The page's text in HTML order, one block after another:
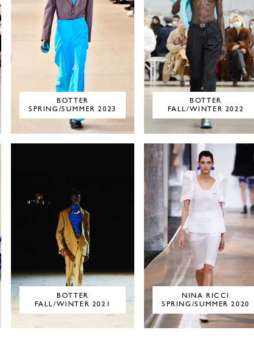
BOTTER
SPRING/SUMMER 2023
BOTTER
FALL/WINTER 2022
BOTTER
FALL/WINTER 2021
NINA RICCI
SPRING/SUMMER 2020